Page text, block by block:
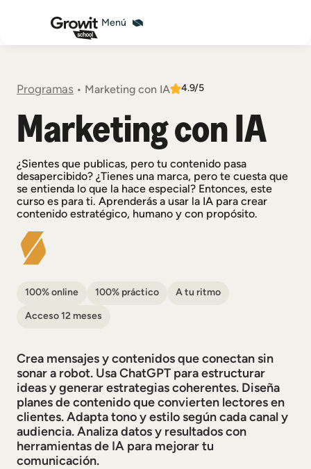
Programas • Marketing con IA 4.9/5
Marketing con IA
¿Sientes que publicas, pero tu contenido pasa
desapercibido? ¿Tienes una marca, pero te cuesta que
se entienda lo que la hace especial? Entonces, este
curso es para ti. Aprenderás a usar la IA para crear
contenido estratégico, humano y con propósito.
100% online 100% práctico
A tu ritmo
Acceso 12 meses
Crea mensajes y contenidos que conectan sin
sonar a robot. Usa ChatGPT para estructurar
ideas y generar estrategias coherentes. Diseña
planes de contenido que convierten lectores en
clientes. Adapta tono y estilo según cada canal y
audiencia. Analiza datos y resultados con
herramientas de IA para mejorar tu
comunicación.